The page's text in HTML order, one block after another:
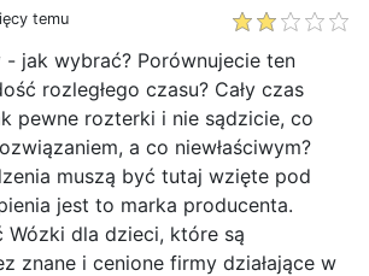
temu
jak wybrać? Porównujecie ten
rozległego czasu? Cały czas
pewne rozterki i nie sądzicie, co
a co niewłaściwym?
muszą być tutaj wzięte pod
jest to marka producenta.
Wózki dla dzieci, które są
znane i cenione firmy działające w